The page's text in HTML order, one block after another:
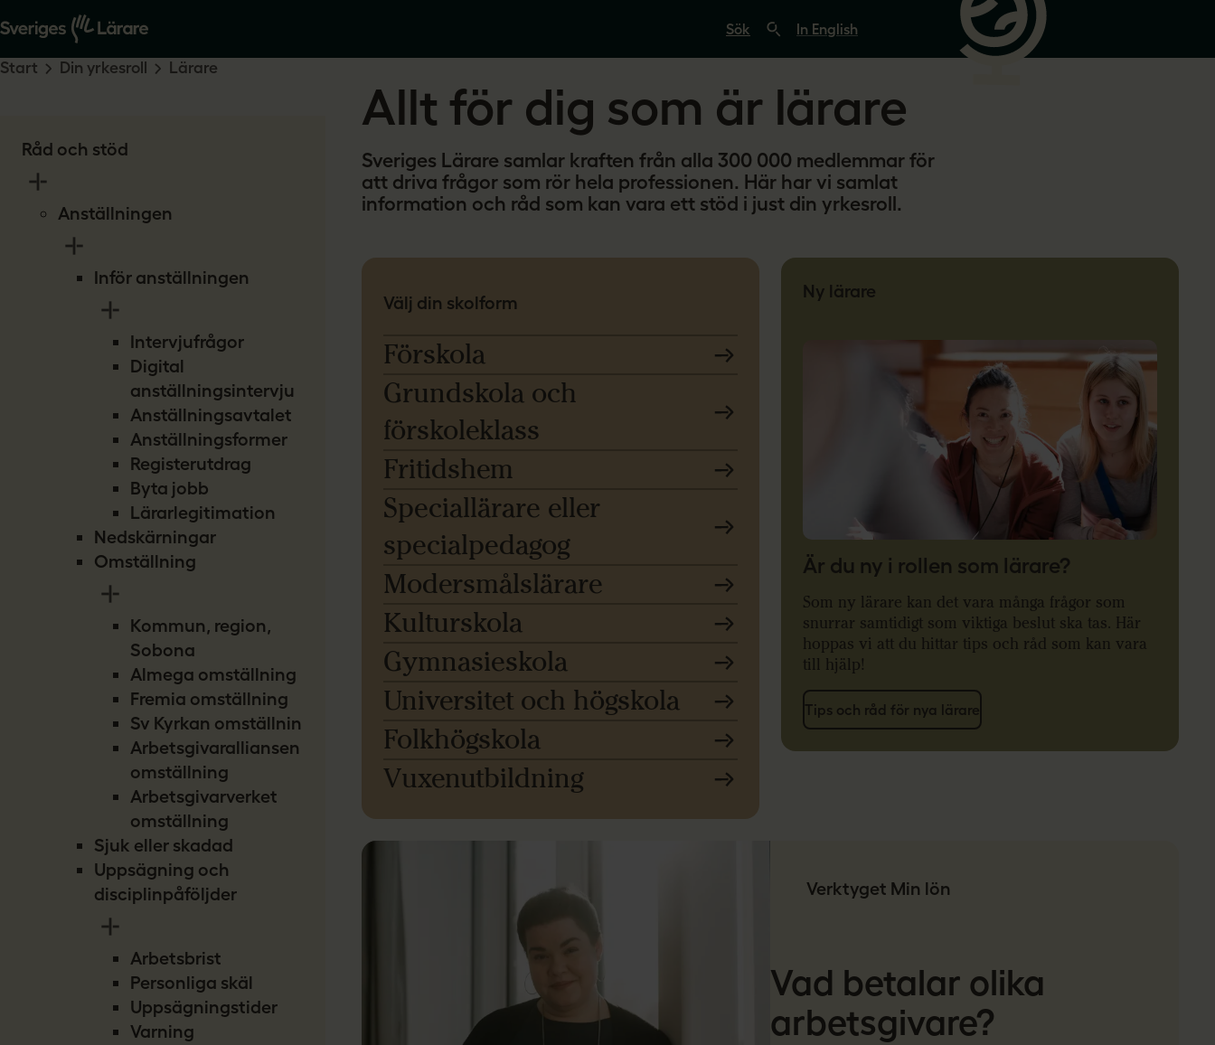
ö
p
s
v
e
i
g
e
s
l
a
In English
Råd och stöd
Anställningen
Inför anställningen
Intervjufrågor
Digital
anställningsintervju
Anställningsavtalet
Anställningsformer
Registerutdrag
Byta jobb
Lärarlegitimation
Nedskärningar
Omställning
Kommun, region,
Sobona
Almega omställning
Fremia omställning
Sv Kyrkan omställning
Arbetsgivaralliansen
omställning
Arbetsgivarverket
omställning
Sjuk eller skadad
Uppsägning och
disciplinpåföljder
Arbetsbrist
Personliga skäl
Uppsägningstider
Varning
Start Din yrkesroll Lärare
Allt för dig som är lärare
Sveriges Lärare samlar kraften från alla 300 000 medlemmar för
att driva frågor som rör hela professionen. Här har vi samlat
information och råd som kan vara ett stöd i just din yrkesroll.
Välj din skolform
Förskola
Grundskola och
förskoleklass
Fritidshem
Speciallärare eller
specialpedagog
Modersmålslärare
Kulturskola
Gymnasieskola
Universitet och högskola
Folkhögskola
Vuxenutbildning
Ny lärare
Är du ny i rollen som lärare?
Som ny lärare kan det vara många frågor som
snurrar samtidigt som viktiga beslut ska tas. Här
hoppas vi att du hittar tips och råd som kan vara
till hjälp!
Tips och råd för nya lärare
Verktyget Min lön
Vad betalar olika
arbetsgivare?